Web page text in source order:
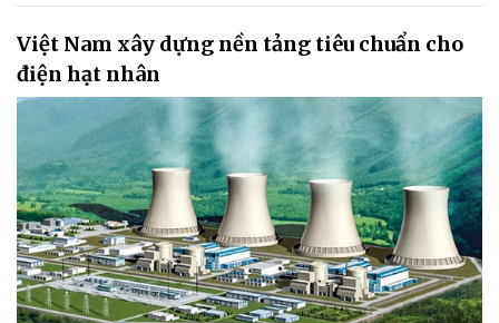
Việt Nam xây dựng nền tảng tiêu chuẩn cho
điện hạt nhân